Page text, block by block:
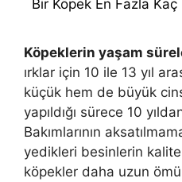
Bir Köpek En Fazla Kaç
Köpeklerin yaşam
ırklar için 10 ile 13 yıl
küçük hem de büyük
yapıldığı sürece 10
Bakımlarının
yedikleri besinlerin
köpekler daha uzun